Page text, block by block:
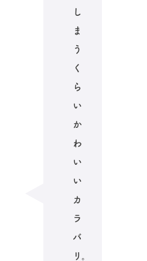
し
ま
う
く
ら
い
か
わ
い
い
カ
ラ
バ
リ。